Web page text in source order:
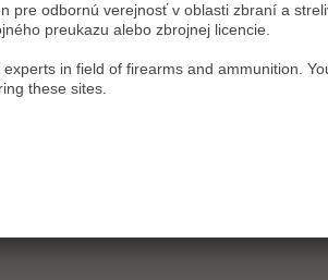
pre odbornú verejnosť v oblasti zbraní a
preukazu alebo zbrojnej licencie.
in field of firearms and ammunition.
these sites.